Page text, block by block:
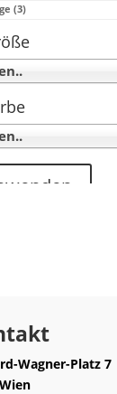
(3)
Wagner-Platz 7